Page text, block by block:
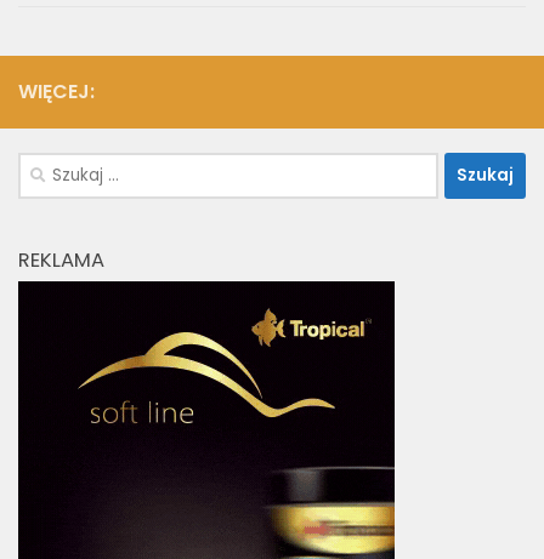
WIĘCEJ:
Szukaj:
REKLAMA